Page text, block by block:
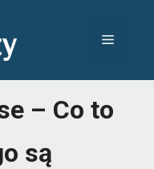
Menu
– Co to
są